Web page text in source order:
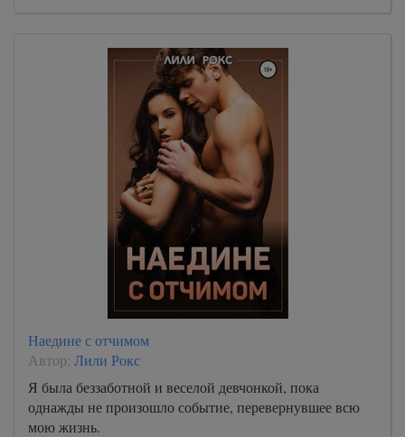
Наедине с отчимом
Автор: Лили Рокс
Я была беззаботной и веселой девчонкой, пока
однажды не произошло событие, перевернувшее всю
мою жизнь.